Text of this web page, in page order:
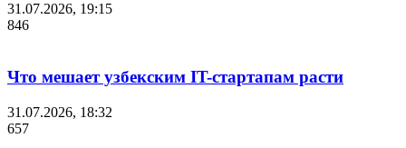
31.07.2026, 19:15
846
Что мешает узбекским IT-стартапам расти
31.07.2026, 18:32
657